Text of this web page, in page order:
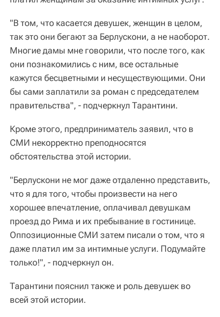
"В том, что касается девушек, женщин в целом,
так это они бегают за Берлускони, а не наоборот.
Многие дамы мне говорили, что после того, как
они познакомились с ним, все остальные
кажутся бесцветными и несуществующими. Они
бы сами заплатили за роман с председателем
правительства", - подчеркнул Тарантини.
Кроме этого, предприниматель заявил, что в
СМИ некорректно преподносятся
обстоятельства этой истории.
"Берлускони не мог даже отдаленно представить,
что я для того, чтобы произвести на него
хорошее впечатление, оплачивал девушкам
проезд до Рима и их пребывание в гостинице.
Оппозиционные СМИ затем писали о том, что я
даже платил им за интимные услуги. Подумайте
только!", - подчеркнул он.
Тарантини пояснил также и роль девушек во
всей этой истории.